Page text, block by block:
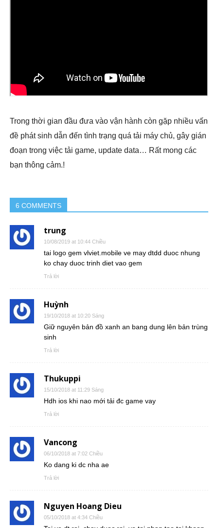
Trong thời gian đầu đưa vào vận hành còn gặp nhiều vấn
đề phát sinh dẫn đến tình trạng quá tải máy chủ, gây gián
đoạn trong việc tải game, update data… Rất mong các
bạn thông cảm.!
6 COMMENTS
trung
10/08/2019 at 10:44 Chiều
tai logo gem vlviet.mobile ve may dtdd duoc nhung
ko chay duoc trinh diet vao gem
Trả lời
Huỳnh
19/10/2018 at 10:20 Sáng
Giữ nguyên bản đồ xanh an bang dung lên bản trùng
sinh
Trả lời
Thukuppi
15/10/2018 at 11:29 Sáng
Hdh ios khi nao mới tải đc game vay
Trả lời
Vancong
06/10/2018 at 7:02 Chiều
Ko dang ki dc nha ae
Trả lời
Nguyen Hoang Dieu
05/10/2018 at 4:34 Chiều